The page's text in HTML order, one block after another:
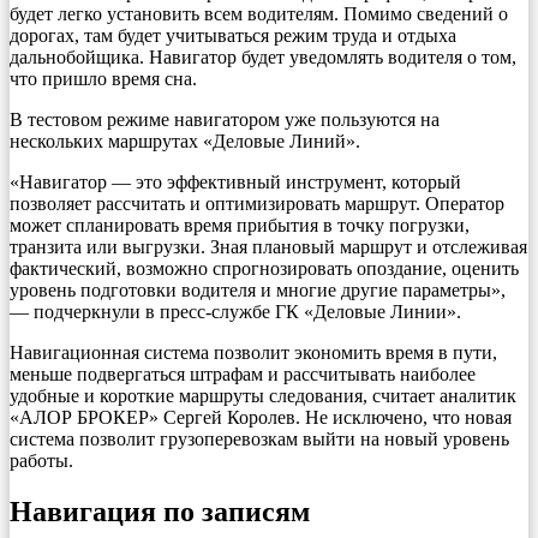
будет легко установить всем водителям. Помимо сведений о
дорогах, там будет учитываться режим труда и отдыха
дальнобойщика. Навигатор будет уведомлять водителя о том,
что пришло время сна.
В тестовом режиме навигатором уже пользуются на
нескольких маршрутах «Деловые Линий».
«Навигатор — это эффективный инструмент, который
позволяет рассчитать и оптимизировать маршрут. Оператор
может спланировать время прибытия в точку погрузки,
транзита или выгрузки. Зная плановый маршрут и отслеживая
фактический, возможно спрогнозировать опоздание, оценить
уровень подготовки водителя и многие другие параметры»,
— подчеркнули в пресс-службе ГК «Деловые Линии».
Навигационная система позволит экономить время в пути,
меньше подвергаться штрафам и рассчитывать наиболее
удобные и короткие маршруты следования, считает аналитик
«АЛОР БРОКЕР» Сергей Королев. Не исключено, что новая
система позволит грузоперевозкам выйти на новый уровень
работы.
Навигация по записям